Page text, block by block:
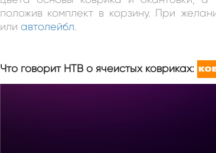
положив комплект в корзину. При
или автолейбл.
Что говорит НТВ о ячеистых ковриках: